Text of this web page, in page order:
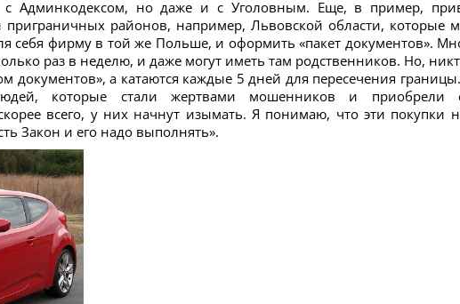
с Админкодексом, но даже и с Уголовным. Еще, в пример,
приграничных районов, например, Львовской области, которые
себя фирму в той же Польше, и оформить «пакет документов».
раз в неделю, и даже могут иметь там родственников. Но,
документов», а катаются каждые 5 дней для пересечения
которые стали жертвами мошенников и приобрели
всего, у них начнут изымать. Я понимаю, что эти покупки
Закон и его надо выполнять».